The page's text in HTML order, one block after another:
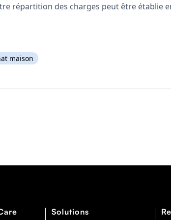
répartition des charges peut être établie
maison
Solutions